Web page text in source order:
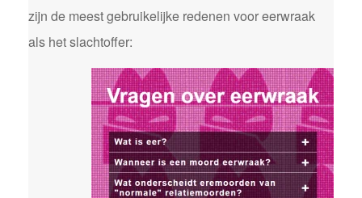
zijn de meest gebruikelijke redenen voor eerwraak
als het slachtoffer: